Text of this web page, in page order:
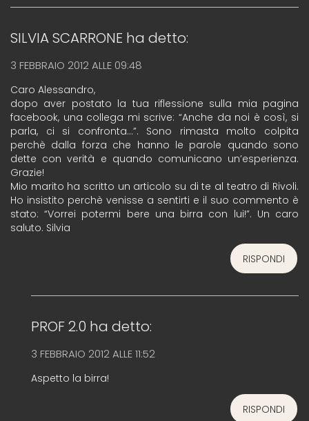
SILVIA SCARRONE ha detto:
3 FEBBRAIO 2012 ALLE 09:48
Caro Alessandro,
dopo aver postato la tua riflessione sulla mia pagina
facebook, una collega mi scrive: “Anche da noi è così, si
parla, ci si confronta…”. Sono rimasta molto colpita
perchè dalla forza che hanno le parole quando sono
dette con verità e quando comunicano un’esperienza.
Grazie!
Mio marito ha scritto un articolo su di te al teatro di Rivoli.
Ho insistito perchè venisse a sentirti e il suo commento è
stato: “Vorrei potermi bere una birra con lui!”. Un caro
saluto. Silvia
RISPONDI
PROF 2.0 ha detto:
3 FEBBRAIO 2012 ALLE 11:52
Aspetto la birra!
RISPONDI